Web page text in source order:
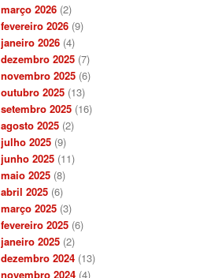
março 2026 (2)
fevereiro 2026 (9)
janeiro 2026 (4)
dezembro 2025 (7)
novembro 2025 (6)
outubro 2025 (13)
setembro 2025 (16)
agosto 2025 (2)
julho 2025 (9)
junho 2025 (11)
maio 2025 (8)
abril 2025 (6)
março 2025 (3)
fevereiro 2025 (6)
janeiro 2025 (2)
dezembro 2024 (13)
novembro 2024 (4)